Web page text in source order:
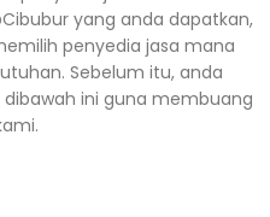
yang anda dapatkan,
penyedia jasa mana
Sebelum itu, anda
ini guna membuang